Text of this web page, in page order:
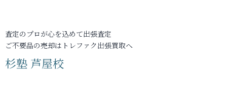
査定のプロが心を込めて出張査定
ご不要品の売却はトレファク出張買取へ
杉塾 芦屋校